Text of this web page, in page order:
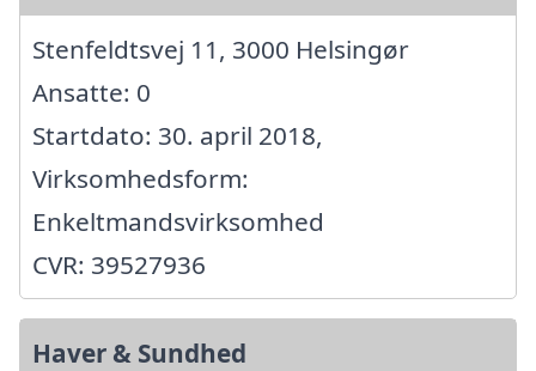
Stenfeldtsvej 11, 3000 Helsingør
Ansatte: 0
Startdato: 30. april 2018,
Virksomhedsform:
Enkeltmandsvirksomhed
CVR: 39527936
Haver & Sundhed